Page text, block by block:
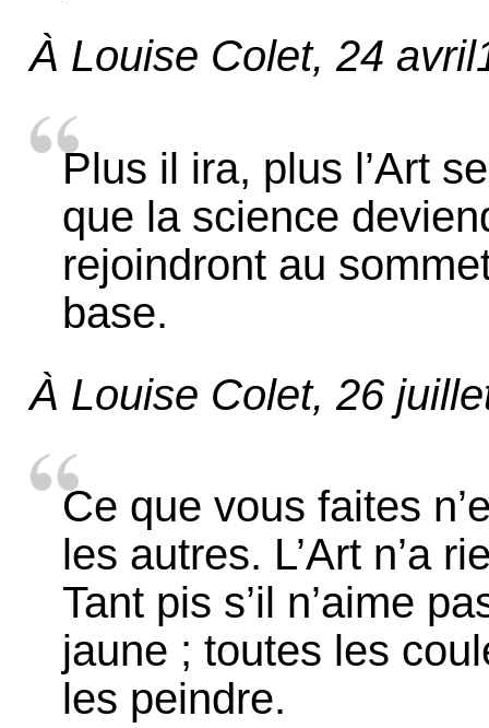
À Louise Colet, 24
Plus il ira, plus l’Art
que la science
rejoindront au
base.
À Louise Colet, 26
Ce que vous faites
les autres. L’Art n’a
Tant pis s’il n’aime
jaune ; toutes les
les peindre.